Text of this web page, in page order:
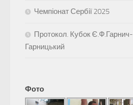
Чемпіонат Сербії 2025
Протокол. Кубок Є.Ф.Гарнич-
Гарницький
Фото